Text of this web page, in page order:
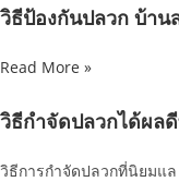
วิธีป้องกันปลวก บ้าน
Read More »
วิธีกำจัดปลวกได้ผล
วิธีการกำจัดปลวกที่นิยมแล